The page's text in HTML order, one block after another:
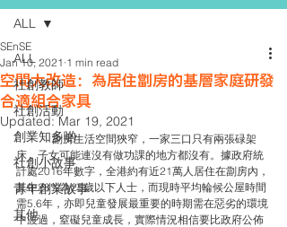
ALL
社創教師
社創活動
創業知多啲
社創小故事
青年創業故事
其他
ALL
空間大改造：為居住劏房的基層家庭研發
合適組合家具
SEnSE
Jan 10, 2021 1 min read
Updated:Mar 19, 2021
	劏房生活空間狹窄，一家三口只有兩張碌架
床，子女可能連沒有做功課的地方都沒有。據政府統
計處2016年數字，全港約有近21萬人居住在劏房內，
其中28%為25歲以下人士，而現時平均輪候公屋時間
需5.6年，亦即兒童發展最重要的時期需在惡劣的環境
中渡過，窒礙兒童成長，實際情況相信要比政府公佈